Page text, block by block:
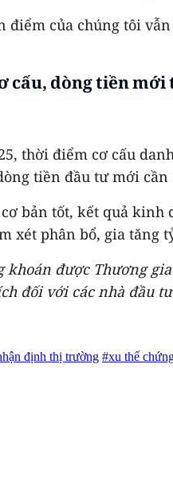
của chúng tôi
cấu, dòng tiền
thời điểm cơ cấu
tiền đầu tư mới
bản tốt, kết quả
xét phân bổ, gia tăng
được Thương
đối với các nhà đầu
định thị trường #xu thế